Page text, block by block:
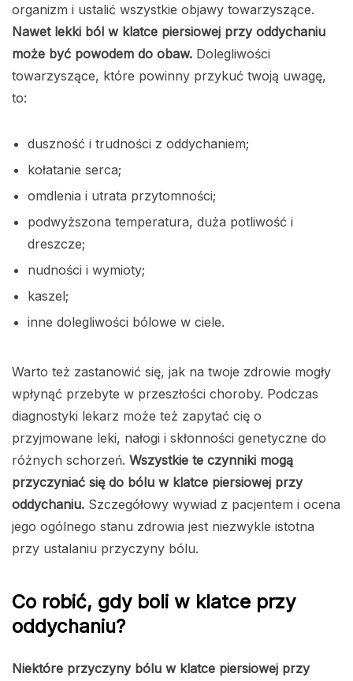
organizm i ustalić wszystkie objawy towarzyszące.
Nawet lekki ból w klatce piersiowej przy oddychaniu
może być powodem do obaw. Dolegliwości
towarzyszące, które powinny przykuć twoją uwagę,
to:
duszność i trudności z oddychaniem;
kołatanie serca;
omdlenia i utrata przytomności;
podwyższona temperatura, duża potliwość i
dreszcze;
nudności i wymioty;
kaszel;
inne dolegliwości bólowe w ciele.
Warto też zastanowić się, jak na twoje zdrowie mogły
wpłynąć przebyte w przeszłości choroby. Podczas
diagnostyki lekarz może też zapytać cię o
przyjmowane leki, nałogi i skłonności genetyczne do
różnych schorzeń. Wszystkie te czynniki mogą
przyczyniać się do bólu w klatce piersiowej przy
oddychaniu. Szczegółowy wywiad z pacjentem i ocena
jego ogólnego stanu zdrowia jest niezwykle istotna
przy ustalaniu przyczyny bólu.
Co robić, gdy boli w klatce przy
oddychaniu?
Niektóre przyczyny bólu w klatce piersiowej przy